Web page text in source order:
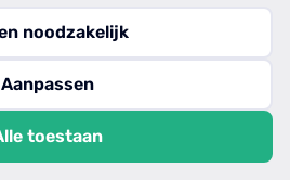
noodzakelijk
Aanpassen
toestaan